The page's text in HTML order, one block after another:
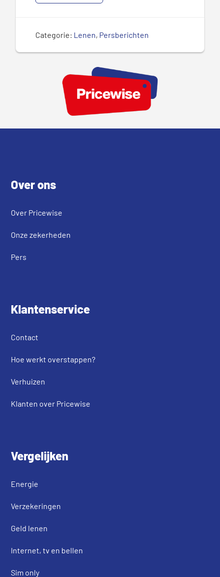
Categorie: Lenen, Persberichten
Over ons
Over Pricewise
Onze zekerheden
Pers
Klantenservice
Contact
Hoe werkt overstappen?
Verhuizen
Klanten over Pricewise
Vergelijken
Energie
Verzekeringen
Geld lenen
Internet, tv en bellen
Sim only